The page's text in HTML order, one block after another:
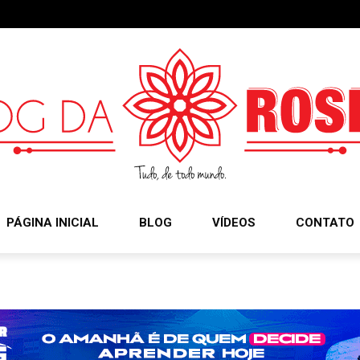
PÁGINA INICIAL BLOG VÍDEOS CONTATO